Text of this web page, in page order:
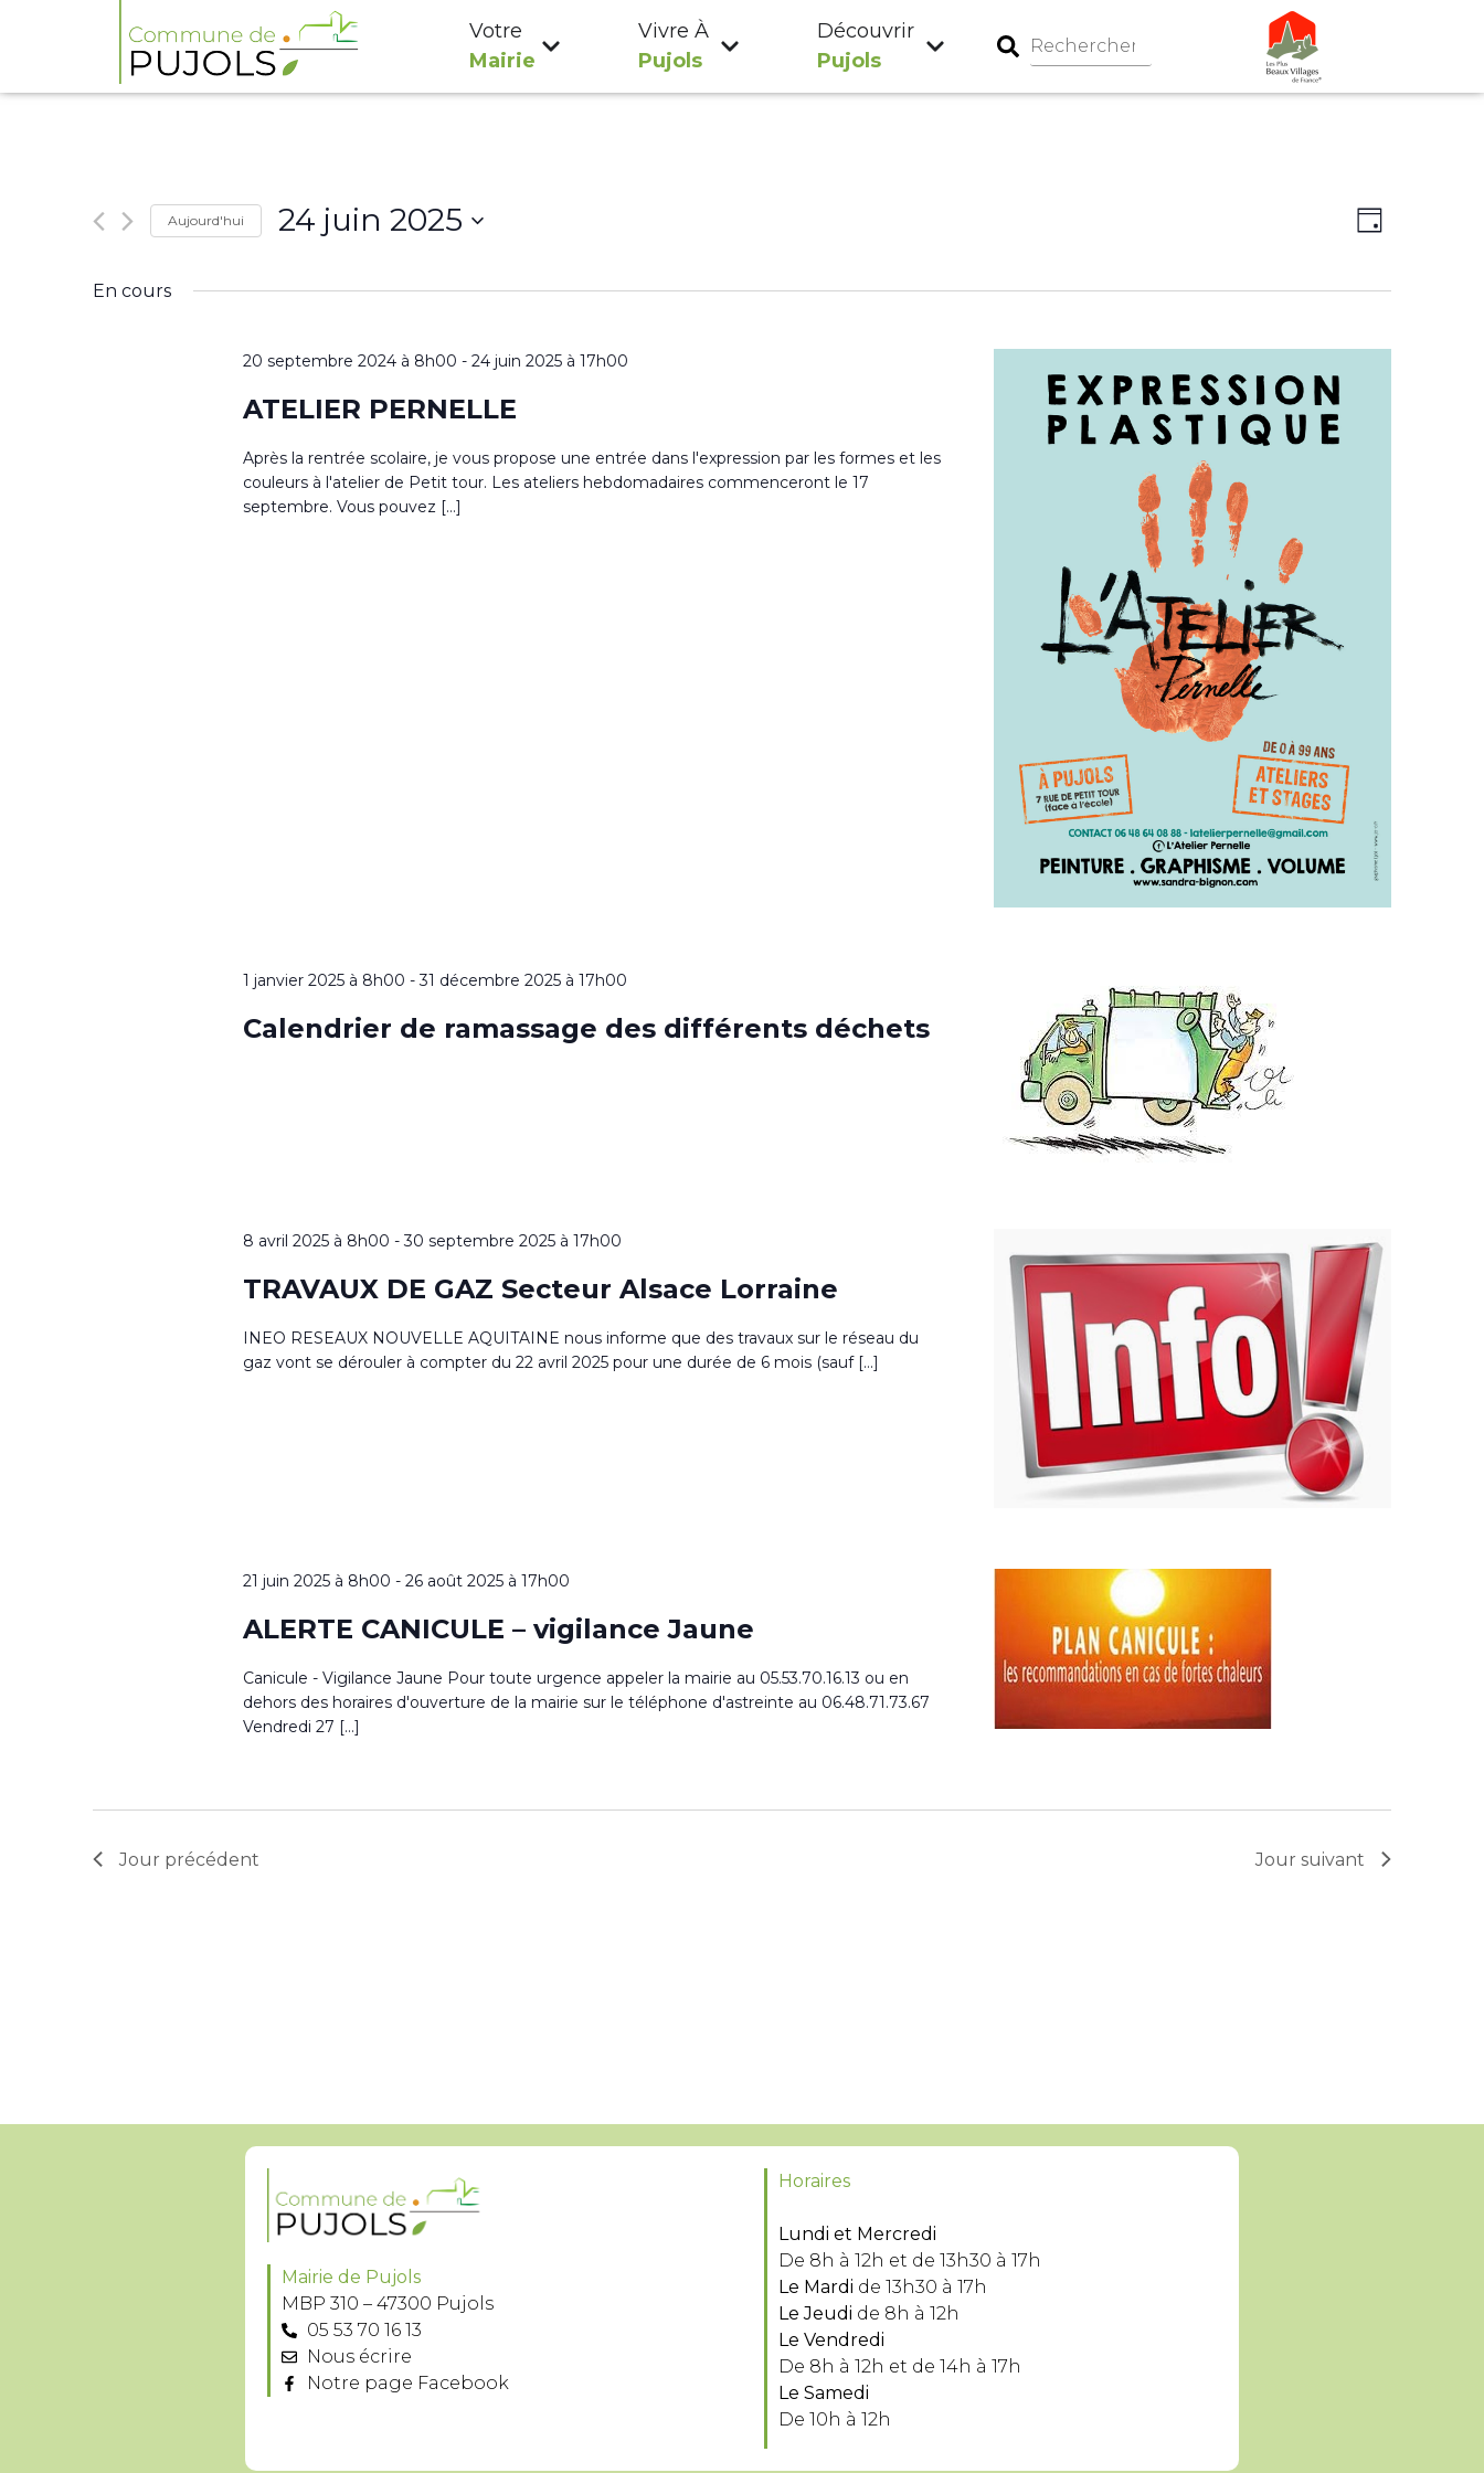
Votre
Mairie
Vivre À
Pujols
Découvrir
Pujols
Navigation
par
de
Jour
Aujourd'hui 24 juin 2025
une
En cours
20 septembre 2024 à 8h00 - 24 juin 2025 à 17h00
ATELIER PERNELLE
Après la rentrée scolaire, je vous propose une entrée dans l'expression par les formes et les
couleurs à l'atelier de Petit tour. Les ateliers hebdomadaires commenceront le 17
septembre. Vous pouvez […]
1 janvier 2025 à 8h00 -31 décembre 2025 à 17h00
Calendrier de ramassage des différents déchets
8 avril 2025 à 8h00 -30 septembre 2025 à 17h00
TRAVAUX DE GAZ Secteur Alsace Lorraine
INEO RESEAUX NOUVELLE AQUITAINE nous informe que des travaux sur le réseau du
gaz vont se dérouler à compter du 22 avril 2025 pour une durée de 6 mois (sauf […]
21 juin 2025 à 8h00 - 26 août 2025 à 17h00
ALERTE CANICULE – vigilance Jaune
Canicule - Vigilance Jaune Pour toute urgence appeler la mairie au 05.53.70.16.13 ou en
dehors des horaires d'ouverture de la mairie sur le téléphone d'astreinte au 06.48.71.73.67
Vendredi 27 […]
Jour précédent Jour suivant
Mairie de Pujols
MBP 310 – 47300 Pujols
05 53 70 16 13
Nous écrire
Notre page Facebook
Horaires
Lundi et Mercredi
De 8h à 12h et de 13h30 à 17h
Le Mardi de 13h30 à 17h
Le Jeudi de 8h à 12h
Le Vendredi
De 8h à 12h et de 14h à 17h
Le Samedi
De 10h à 12h